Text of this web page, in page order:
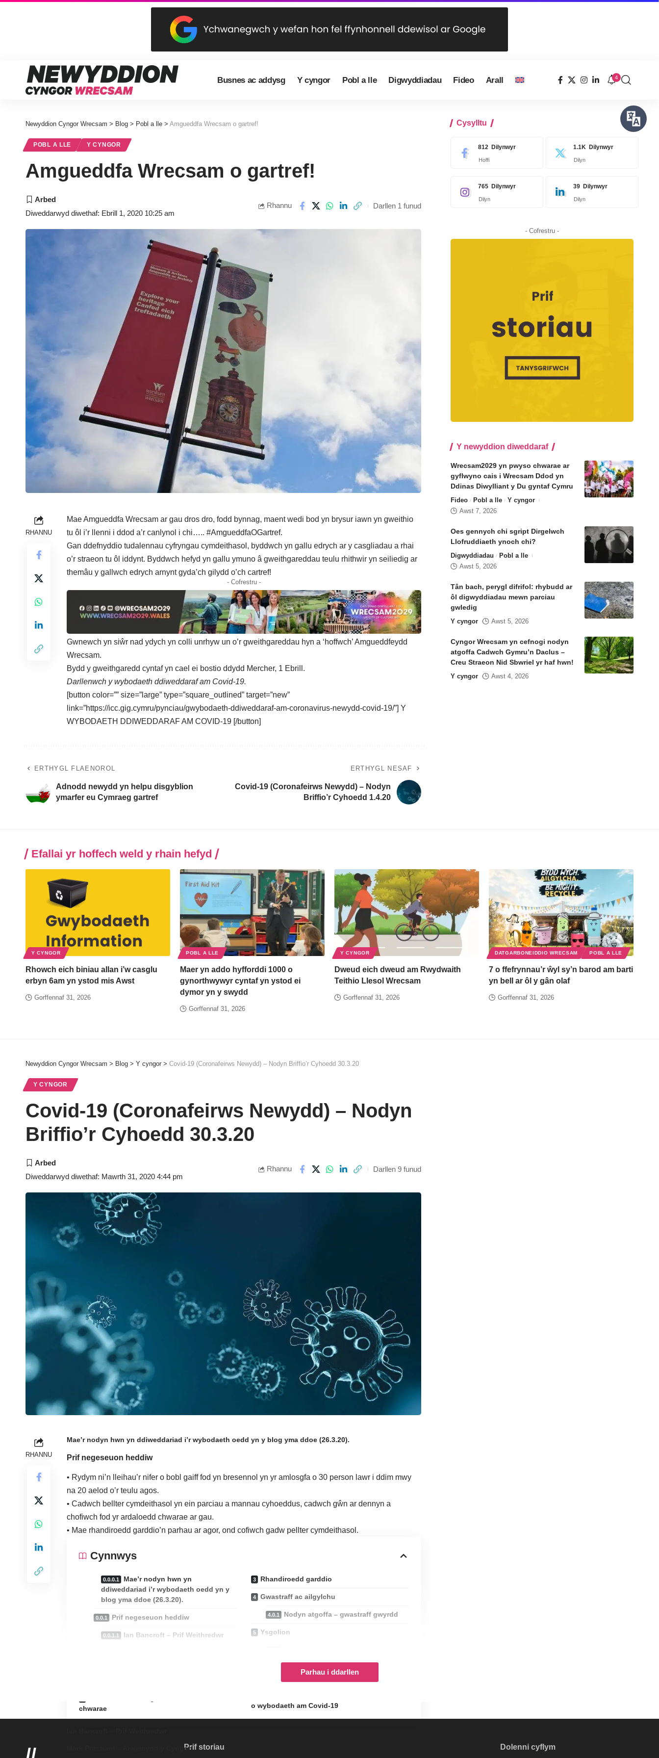
Busnes ac addysg Y cyngor Pobl a lle Digwyddiadau Fideo Arall 4
Newyddion Cyngor Wrecsam > Blog > Pobl a lle > Amgueddfa Wrecsam o gartref!
POBL A LLE Y CYNGOR
Amgueddfa Wrecsam o gartref!
Diweddarwyd diwethaf: Ebrill 1, 2020 10:25 am
Rhannu Darllen 1 funud
RHANNU
Mae Amgueddfa Wrecsam ar gau dros dro, fodd bynnag, maent wedi bod yn brysur iawn yn gweithio
tu ôl i’r llenni i ddod a’r canlynol i chi….. #AmgueddfaOGartref.
Gan ddefnyddio tudalennau cyfryngau cymdeithasol, byddwch yn gallu edrych ar y casgliadau a rhai
o’r straeon tu ôl iddynt. Byddwch hefyd yn gallu ymuno â gweithgareddau teulu rhithwir yn seiliedig ar
themâu y gallwch edrych arnynt gyda’ch gilydd o’ch cartref!
- Cofrestru -
Gwnewch yn siŵr nad ydych yn colli unrhyw un o’r gweithgareddau hyn a ‘hoffwch’Amgueddfeydd
Wrecsam.
Bydd y gweithgaredd cyntaf yn cael ei bostio ddydd Mercher, 1 Ebrill.
Darllenwch y wybodaeth ddiweddaraf am Covid-19.
[button color=”” size=”large” type=”square_outlined” target=”new”
link=”https://icc.gig.cymru/pynciau/gwybodaeth-ddiweddaraf-am-coronavirus-newydd-covid-19/”] Y
WYBODAETH DDIWEDDARAF AM COVID-19 [/button]
ERTHYGL FLAENOROL
Adnodd newydd yn helpu disgyblion
ymarfer eu Cymraeg gartref
ERTHYGL NESAF
Covid-19 (Coronafeirws Newydd) – Nodyn
Briffio’r Cyhoedd 1.4.20
Cysylltu
812 Dilynwyr
Hoffi
1.1K Dilynwyr
Dilyn
765 Dilynwyr
Dilyn
39 Dilynwyr
Dilyn
- Cofrestru -
Y newyddion diweddaraf
Wrecsam2029 yn pwyso chwarae ar
gyflwyno cais i Wrecsam Ddod yn
Ddinas Diwylliant y Du gyntaf Cymru
Fideo Pobl a lle
Y cyngor
Awst 7, 2026
Oes gennych chi sgript Dirgelwch
Llofruddiaeth ynoch chi?
Digwyddiadau
Pobl a lle
Awst 5, 2026
Tân bach, perygl difrifol: rhybudd ar
ôl digwyddiadau mewn parciau
gwledig
Y cyngor Awst 5, 2026
Cyngor Wrecsam yn cefnogi nodyn
atgoffa Cadwch Gymru’n Daclus –
Creu Straeon Nid Sbwriel yr haf hwn!
Y cyngor Awst 4, 2026
Efallai yr hoffech weld y rhain hefyd
Y CYNGOR
Rhowch eich biniau allan i’w casglu
erbyn 6am yn ystod mis Awst
Gorffennaf 31, 2026
POBL A LLE
Maer yn addo hyfforddi 1000 o
gynorthwywyr cyntaf yn ystod ei
dymor yn y swydd
Gorffennaf 31, 2026
Y CYNGOR
Dweud eich dweud am Rwydwaith
Teithio Llesol Wrecsam
Gorffennaf 31, 2026
DATGARBONEIDDIO WRECSAM POBL A LLE
7 o ffefrynnau’r ŵyl sy’n barod am barti
yn bell ar ôl y gân olaf
Gorffennaf 31, 2026
Newyddion Cyngor Wrecsam > Blog > Y cyngor > Covid-19 (Coronafeirws Newydd) – Nodyn Briffio’r Cyhoedd 30.3.20
Y CYNGOR
Covid-19 (Coronafeirws Newydd) – Nodyn
Briffio’r Cyhoedd 30.3.20
Diweddarwyd diwethaf: Mawrth 31, 2020 4:44 pm
Rhannu Darllen 9 funud
RHANNU
Mae’r nodyn hwn yn ddiweddariad i’r wybodaeth oedd yn y blog yma ddoe (26.3.20).
Prif negeseuon heddiw
• Rydym ni’n lleihau’r nifer o bobl gaiff fod yn bresennol yn yr amlosgfa o 30 person lawr i ddim mwy
na 20 aelod o’r teulu agos.
• Cadwch bellter cymdeithasol yn ein parciau a mannau cyhoeddus, cadwch gŵn ar dennyn a
chofiwch fod yr ardaloedd chwarae ar gau.
• Mae rhandiroedd garddio’n parhau ar agor, ond cofiwch gadw pellter cymdeithasol.
Cynnwys
Mae’r nodyn hwn yn
ddiweddariad i’r wybodaeth oedd yn y
blog yma ddoe (26.3.20).
Prif negeseuon heddiw
Ian Bancroft – Prif Weithredwr
chwarae
Rhandiroedd garddio
Gwastraff ac ailgylchu
Nodyn atgoffa – gwastraff gwyrdd
Ysgolion
o wybodaeth am Covid-19
Mark Pritchard – Arweinydd y Cyngor
Parhau i ddarllen
Prif storiau Dolenni cyflym